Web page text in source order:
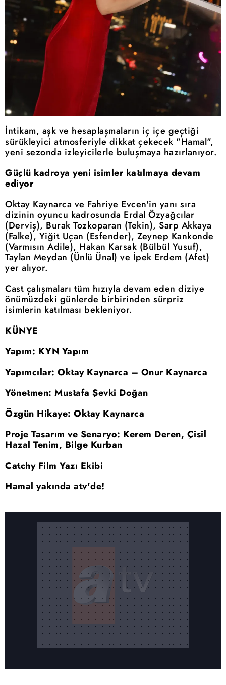
İntikam, aşk ve hesaplaşmaların iç içe geçtiği
sürükleyici atmosferiyle dikkat çekecek "Hamal",
yeni sezonda izleyicilerle buluşmaya hazırlanıyor.
Güçlü kadroya yeni isimler katılmaya devam
ediyor
Oktay Kaynarca ve Fahriye Evcen'in yanı sıra
dizinin oyuncu kadrosunda Erdal Özyağcılar
(Derviş), Burak Tozkoparan (Tekin), Sarp Akkaya
(Falke), Yiğit Uçan (Esfender), Zeynep Kankonde
(Varmısın Adile), Hakan Karsak (Bülbül Yusuf),
Taylan Meydan (Ünlü Ünal) ve İpek Erdem (Afet)
yer alıyor.
Cast çalışmaları tüm hızıyla devam eden diziye
önümüzdeki günlerde birbirinden sürpriz
isimlerin katılması bekleniyor.
KÜNYE
Yapım: KYN Yapım
Yapımcılar: Oktay Kaynarca – Onur Kaynarca
Yönetmen: Mustafa Şevki Doğan
Özgün Hikaye: Oktay Kaynarca
Proje Tasarım ve Senaryo: Kerem Deren, Çisil
Hazal Tenim, Bilge Kurban
Catchy Film Yazı Ekibi
Hamal yakında atv'de!